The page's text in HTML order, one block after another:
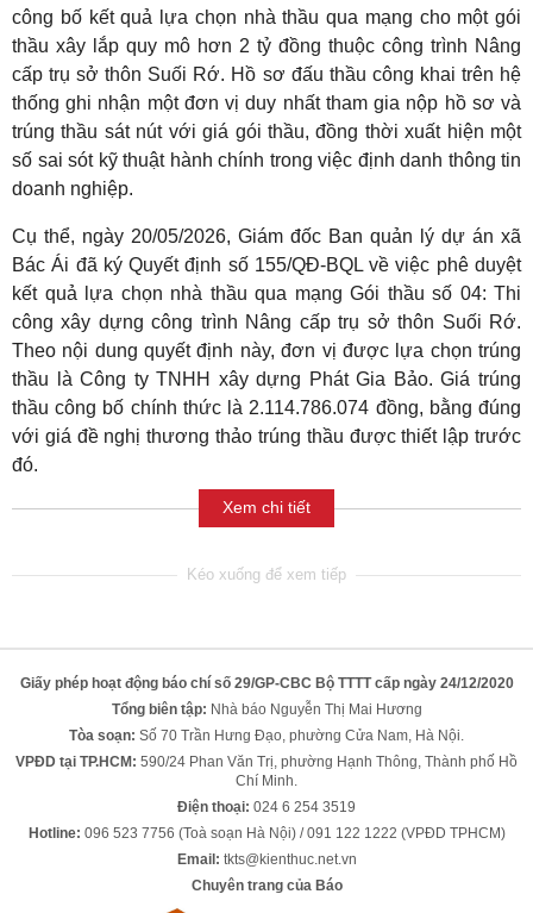
công bố kết quả lựa chọn nhà thầu qua mạng cho một gói
thầu xây lắp quy mô hơn 2 tỷ đồng thuộc công trình Nâng
cấp trụ sở thôn Suối Rớ. Hồ sơ đấu thầu công khai trên hệ
thống ghi nhận một đơn vị duy nhất tham gia nộp hồ sơ và
trúng thầu sát nút với giá gói thầu, đồng thời xuất hiện một
số sai sót kỹ thuật hành chính trong việc định danh thông tin
doanh nghiệp.
Cụ thể, ngày 20/05/2026, Giám đốc Ban quản lý dự án xã
Bác Ái đã ký Quyết định số 155/QĐ-BQL về việc phê duyệt
kết quả lựa chọn nhà thầu qua mạng Gói thầu số 04: Thi
công xây dựng công trình Nâng cấp trụ sở thôn Suối Rớ.
Theo nội dung quyết định này, đơn vị được lựa chọn trúng
thầu là Công ty TNHH xây dựng Phát Gia Bảo. Giá trúng
thầu công bố chính thức là 2.114.786.074 đồng, bằng đúng
với giá đề nghị thương thảo trúng thầu được thiết lập trước
đó.
Xem chi tiết
Giấy phép hoạt động báo chí số 29/GP-CBC Bộ TTTT cấp ngày 24/12/2020
Tổng biên tập: Nhà báo Nguyễn Thị Mai Hương
Tòa soạn: Số 70 Trần Hưng Đạo, phường Cửa Nam, Hà Nội.
VPĐD tại TP.HCM: 590/24 Phan Văn Trị, phường Hạnh Thông, Thành phố Hồ
Chí Minh.
Điện thoại: 024 6 254 3519
Hotline: 096 523 7756 (Toà soạn Hà Nội) / 091 122 1222 (VPĐD TPHCM)
Email: tkts@kienthuc.net.vn
Chuyên trang của Báo